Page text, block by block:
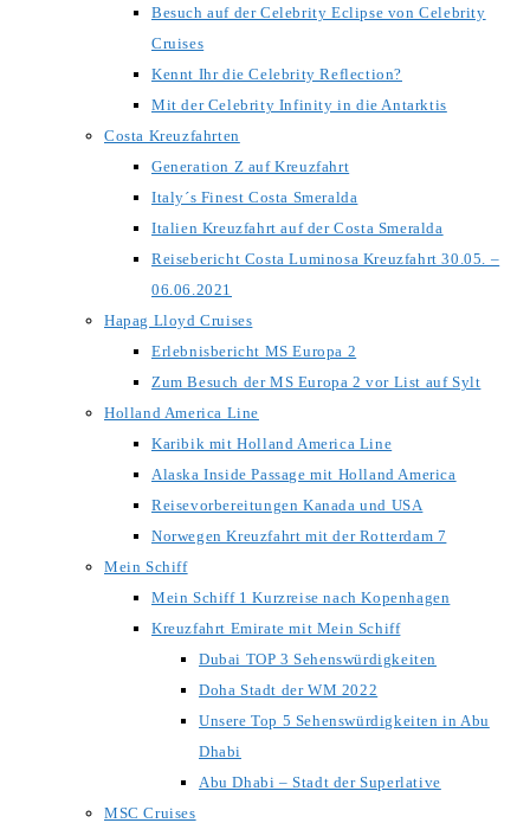
Besuch auf der Celebrity Eclipse von Celebrity
Cruises
Kennt Ihr die Celebrity Reflection?
Mit der Celebrity Infinity in die Antarktis
Costa Kreuzfahrten
Generation Z auf Kreuzfahrt
Italy´s Finest Costa Smeralda
Italien Kreuzfahrt auf der Costa Smeralda
Reisebericht Costa Luminosa Kreuzfahrt 30.05. –
06.06.2021
Hapag Lloyd Cruises
Erlebnisbericht MS Europa 2
Zum Besuch der MS Europa 2 vor List auf Sylt
Holland America Line
Karibik mit Holland America Line
Alaska Inside Passage mit Holland America
Reisevorbereitungen Kanada und USA
Norwegen Kreuzfahrt mit der Rotterdam 7
Mein Schiff
Mein Schiff 1 Kurzreise nach Kopenhagen
Kreuzfahrt Emirate mit Mein Schiff
Dubai TOP 3 Sehenswürdigkeiten
Doha Stadt der WM 2022
Unsere Top 5 Sehenswürdigkeiten in Abu
Dhabi
Abu Dhabi – Stadt der Superlative
MSC Cruises